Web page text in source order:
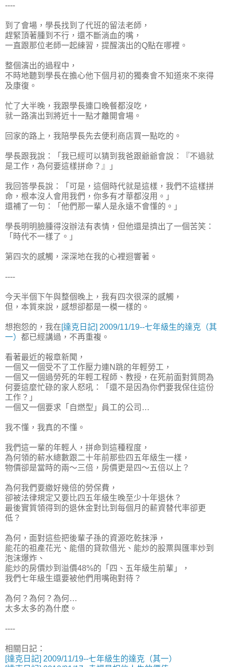
----
到了會場，學長找到了代班的留法老師，
趕緊頂著腫到不行，還不斷淌血的嘴，
一直跟那位老師一起練習，提醒演出的Q點在哪裡。
整個演出的過程中，
不時地聽到學長在擔心他下個月初的獨奏會不知道來不來得
及康復。
忙了大半晚，我跟學長連口晚餐都沒吃，
就一路演出到將近十一點才離開會場。
回家的路上，我陪學長先去便利商店買一點吃的。
學長跟我說：「我已經可以猜到我爸跟爺爺會說：『不過就
是工作，為何要這樣拼命？』」
我回答學長說：「可是，這個時代就是這樣，我們不這樣拼
命，根本沒人會用我們，你多有才華都沒用。」
還補了一句：「他們那一輩人是永遠不會懂的。」
學長明明臉腫得沒辦法有表情，但他還是擠出了一個苦笑：
「時代不一樣了。」
第四次的感觸，深深地在我的心裡迴響著。
----
今天半個下午與整個晚上，我有四次很深的感觸，
但，本質來說，感想卻都是一模一樣的。
想抱怨的，我在[達克日記] 2009/11/19--七年級生的達克（其
一） 都已經講過，不再重複。
看著最近的報章新聞，
一個又一個受不了工作壓力連N跳的年輕勞工，
一個又一個過勞死的年輕工程師、教授，在死前面對質問為
何要這麼忙碌的家人怒吼：「還不是因為你們要我保住這份
工作？」
一個又一個要求「自燃型」員工的公司…
我不懂，我真的不懂。
我們這一輩的年輕人，拼命到這種程度，
為何領的薪水總數跟二十年前那些四五年級生一樣，
物價卻是當時的兩～三倍，房價更是四～五倍以上？
為何我們要繳好幾倍的勞保費，
卻被法律規定又要比四五年級生晚至少十年退休？
最後實質領得到的退休金對比到每個月的薪資替代率卻更
低？
為何，面對這些把後輩子孫的資源吃乾抹淨，
能花的祖產花光、能借的貸款借光、能炒的股票與匯率炒到
泡沫爆炸、
能炒的房價炒到溢價48%的「四、五年級生前輩」，
我們七年級生還要被他們用嘴砲對待？
為何？為何？為何…
太多太多的為什麽。
----
相關日記：
[達克日記] 2009/11/19--七年級生的達克（其一）